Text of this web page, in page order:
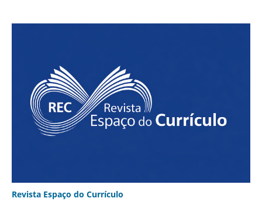
Revista Espaço do Currículo